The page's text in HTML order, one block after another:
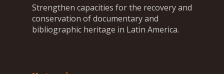
Strengthen capacities for the recovery and
conservation of documentary and
bibliographic heritage in Latin America.